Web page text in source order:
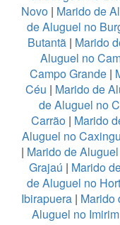
Novo | Marido de
de Aluguel no
Butantã | Marido
Aluguel no
Campo Grande |
Céu | Marido de
de Aluguel no
Carrão | Marido
Aluguel no
| Marido de
Grajaú | Marido
de Aluguel no
Ibirapuera | Marido
Aluguel no Imirim